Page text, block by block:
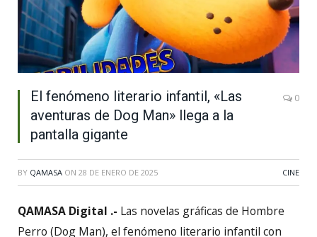
El fenómeno literario infantil, «Las
aventuras de Dog Man» llega a la
pantalla gigante
0
BY QAMASA ON 28 DE ENERO DE 2025 CINE
QAMASA Digital .- Las novelas gráficas de Hombre
Perro (Dog Man), el fenómeno literario infantil con